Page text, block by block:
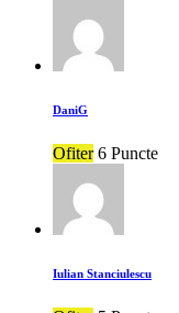
DaniG
Ofiter 6 Puncte
Iulian Stanciulescu